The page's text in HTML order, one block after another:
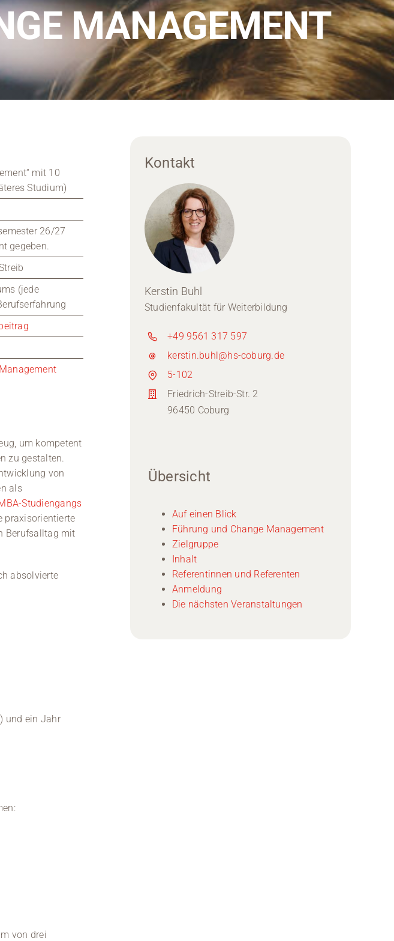
Kontakt
Medien
Stellenangebote
News
MANAGEMENT
mit 10
Studium)
26/27
gegeben.
(jede
um kompetent
zu gestalten.
von
als
Studiengangs
praxisorientierte
Berufsalltag mit
absolvierte
und ein Jahr
von drei
Kontakt
Kerstin Buhl
Studienfakultät für Weiterbildung
+49 9561 317 597
kerstin.buhl@hs-coburg.de
5-102
Friedrich-Streib-Str. 2
96450 Coburg
Übersicht
Auf einen Blick
Führung und Change Management
Zielgruppe
Inhalt
Referentinnen und Referenten
Anmeldung
Die nächsten Veranstaltungen